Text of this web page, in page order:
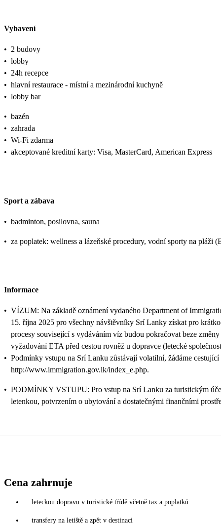
Vybavení
• 2 budovy
• lobby
• 24h recepce
• hlavní restaurace - místní a mezinárodní kuchyně
• lobby bar
• bazén
• zahrada
• Wi-Fi zdarma
• akceptované kreditní karty: Visa, MasterCard, American Express
Sport a zábava
• badminton, posilovna, sauna
• za poplatek: wellness a lázeňské procedury, vodní sporty na pláži
Informace
• VÍZUM: Na základě oznámení vydaného Department of
15. října 2025 pro všechny návštěvníky Srí Lanky získat pro
procesy související s vydáváním víz budou pokračovat beze
vyžadování ETA před cestou rovněž u dopravce (letecké
• Podmínky vstupu na Srí Lanku zůstávají volatilní, žádáme
http://www.immigration.gov.lk/index_e.php.
• PODMÍNKY VSTUPU: Pro vstup na Srí Lanku za turistickým
letenkou, potvrzením o ubytování a dostatečnými finančními
Cena zahrnuje
leteckou dopravu v turistické třídě včetně tax a poplatků
transfery na letiště a zpět v destinaci